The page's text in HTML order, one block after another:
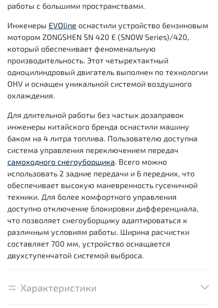
работы с большими пространствами.
Инженеры EVOline оснастили устройство бензиновым
мотором ZONGSHEN SN 420 E (SNOW Series)/420,
который обеспечивает феноменальную
производительность. Этот четырехтактный
одноцилиндровый двигатель выполнен по технологии
OHV и оснащен уникальной системой воздушного
охлаждения.
Для длительной работы без частых дозаправок
инженеры китайского бренда оснастили машину
баком на 4 литра топлива. Пользователю доступна
система управления переключением передач
самоходного снегоуборщика. Всего можно
использовать 2 задние передачи и 6 передних, что
обеспечивает высокую маневренность гусеничной
техники. Для более комфортного управления
доступно отключение блокировки дифференциала,
что позволяет снегоуборщику адаптироваться к
различным условиям работы. Ширина расчистки
составляет 700 мм, устройство оснащается
двухступенчатой системой выброса.
Характеристики